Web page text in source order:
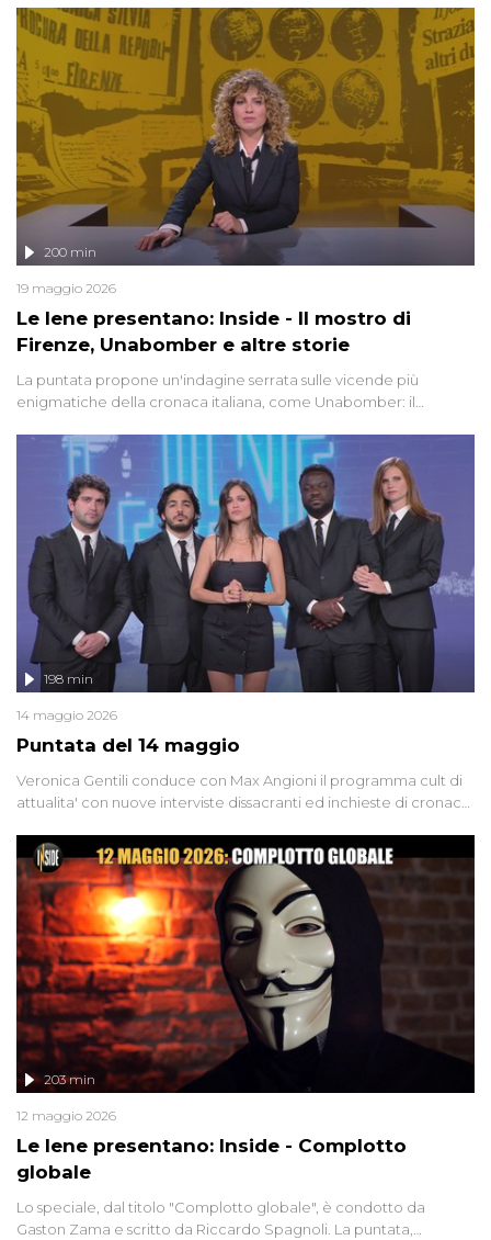
Le Iene presentano: Inside - Il mostro di
Firenze, Unabomber e altre storie
200 min
19 maggio 2026
La puntata propone un'indagine serrata sulle vicende più
enigmatiche della cronaca italiana, come Unabomber: il
'90 e il 2000 che, inquietantemente, potrebbe essere ancora in
libertà. Lo speciale affronta inoltre le zone d'ombra sul Mostro di
Firenze, le cui responsabilità appaiono ancora oggi avvolte in un
groviglio di dubbi mai chiariti. Nel corso dello speciale anche
l'intervista inedita a Olindo Romano, realizzata ne...
Puntata del 14 maggio
198 min
14 maggio 2026
Veronica Gentili conduce con Max Angioni il programma cult di
attualita' con nuove interviste dissacranti ed inchieste di cronaca
Le Iene presentano: Inside - Complotto
globale
203 min
12 maggio 2026
Lo speciale, dal titolo "Complotto globale", è condotto da
Gaston Zama e scritto da Riccardo Spagnoli. La puntata,